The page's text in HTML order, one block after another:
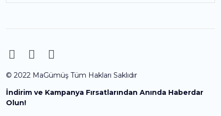
© 2022 MaGümüş Tüm Hakları Saklıdır
İndirim ve Kampanya Fırsatlarından Anında Haberdar
Olun!